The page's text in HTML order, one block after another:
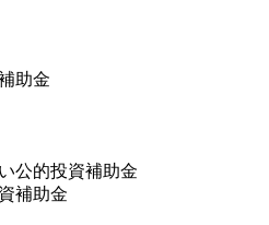
助金
的投資補助金
補助金